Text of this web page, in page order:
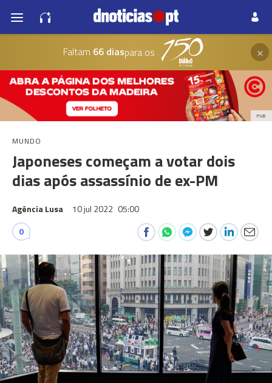
Faltam 66 diaspara os ×
PUB
MUNDO
Japoneses começam a votar dois
dias após assassínio de ex-PM
Agência Lusa 10 jul 2022 05:00
0